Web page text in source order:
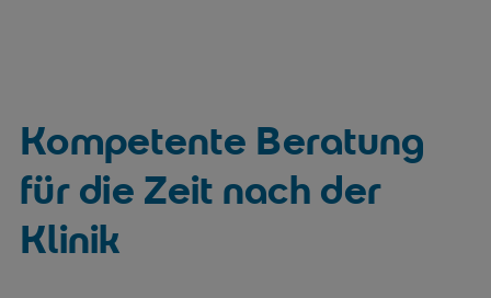
Kompetente Beratung
für die Zeit nach der
Klinik